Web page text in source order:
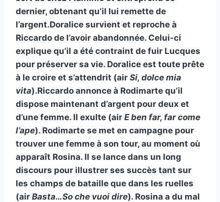
dernier, obtenant qu’il lui remette de
l’argent.Doralice survient et reproche à
Riccardo de l’avoir abandonnée. Celui-ci
explique qu’il a été contraint de fuir Lucques
pour préserver sa vie. Doralice est toute prête
à le croire et s’attendrit (air Si, dolce mia
vita).Riccardo annonce à Rodimarte qu’il
dispose maintenant d’argent pour deux et
d’une femme. Il exulte (air E ben far, far come
l’ape). Rodimarte se met en campagne pour
trouver une femme à son tour, au moment où
apparaît Rosina. Il se lance dans un long
discours pour illustrer ses succès tant sur
les champs de bataille que dans les ruelles
(air Basta…So che vuoi dire). Rosina a du mal